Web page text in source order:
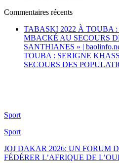
Commentaires récents
TABASKI 2022 À TOUBA
MBACKÉ AU SECOURS
SANTHIANES » |
TOUBA : SERIGNE
SECOURS DES
Sport
Sport
JOJ DAKAR 2026: UN FORUM
FÉDÉRER L’AFRIQUE DE